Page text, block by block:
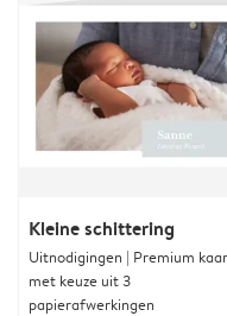
Kleine schittering
Uitnodigingen | Premium
met keuze uit 3
papierafwerkingen